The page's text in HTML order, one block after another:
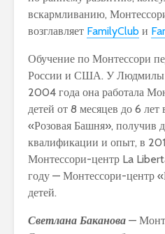
вскармливанию,
возглавляет FamilyClub и
Обучение по Монтессори
России и США. У Людмилы
2004 года она работала
детей от 8 месяцев до 6 лет
«Розовая Башня», получив
квалификации и опыт, в
Монтессори-центр La
году — Монтессори-центр
детей.
Светлана Баканова —